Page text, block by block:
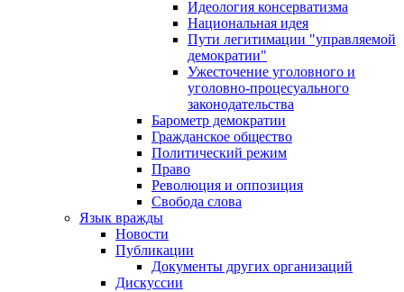
Идеология консерватизма
Национальная идея
Пути легитимации "управляемой
демократии"
Ужесточение уголовного и
уголовно-процесуального
законодательства
Барометр демократии
Гражданское общество
Политический режим
Право
Революция и оппозиция
Свобода слова
Язык вражды
Новости
Публикации
Документы других организаций
Дискуссии